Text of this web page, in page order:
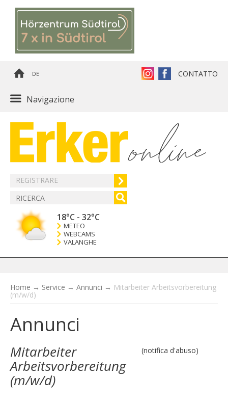
DE CONTATTO
Navigazione
REGISTRARE
18°C - 32°C
METEO
WEBCAMS
VALANGHE
Home → Service → Annunci → Mitarbeiter Arbeitsvorbereitung
(m/w/d)
Annunci
Mitarbeiter
Arbeitsvorbereitung
(m/w/d)
(notifica d'abuso)